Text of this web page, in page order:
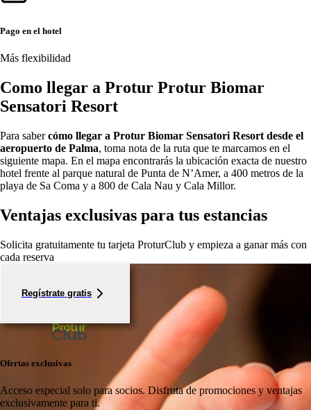
Pago en el hotel
Más flexibilidad
Como llegar a Protur Protur Biomar
Sensatori Resort
Para sabercómo llegar a Protur Biomar Sensatori Resort desde el
aeropuerto de Palma, toma nota de la ruta que te marcamos en el
siguiente mapa. En el mapa encontrarás la ubicación exacta de nuestro
hotel frente al parque natural de Punta de N’Amer, a 400 metros de la
playa de Sa Coma y a 800 de Cala Nau y Cala Millor.
Ventajas exclusivas para tus estancias
Solicita gratuitamente tu tarjeta ProturClub y empieza a ganar más con
cada reserva
Regístrate gratis
Ofertas exclusivas
Acceso especial solo para socios. Disfruta de promociones y ventajas
exclusivamente para ti.